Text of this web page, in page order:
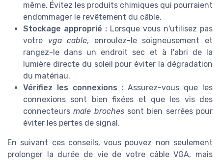
même. Évitez les produits chimiques qui pourraient
endommager le revêtement du câble.
Stockage approprié : Lorsque vous n'utilisez pas
votre vga cable, enroulez-le soigneusement et
rangez-le dans un endroit sec et à l'abri de la
lumière directe du soleil pour éviter la dégradation
du matériau.
Vérifiez les connexions :Assurez-vous que les
connexions sont bien fixées et que les vis des
connecteursmale brochessont bien serrées pour
éviter les pertes de signal.
En suivant ces conseils, vous pouvez non seulement
prolonger la durée de vie de votre câble VGA, mais